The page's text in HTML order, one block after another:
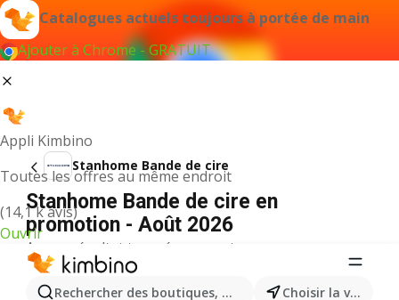
Catalogues actuels toujours à portée de main
Ajouter à Chrome - GRATUIT
Appli Kimbino
Toutes les offres au même endroit
(14,1 k avis)
Ouvrir
Rechercher des boutiques, des catégories, des Choisir la ville
Stanhome Bande de cire
Stanhome Bande de cire en
promotion - Août 2026
Aucun résultat trouvé pour ce terme.
D’autres produits dans les magasins